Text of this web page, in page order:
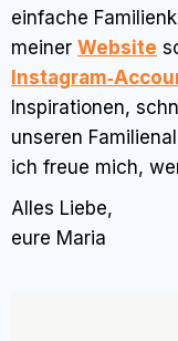
einfache
meiner Website
Inspirationen,
unseren
ich freue mich,
Alles Liebe,
eure Maria